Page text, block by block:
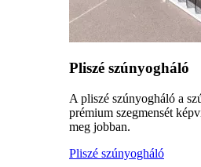
Pliszé szúnyogháló
A pliszé szúnyogháló a
prémium szegmensét
meg jobban.
Pliszé szúnyogháló